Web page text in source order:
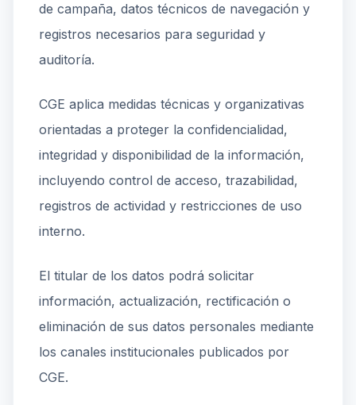
de campaña, datos técnicos de navegación y
registros necesarios para seguridad y
auditoría.
CGE aplica medidas técnicas y organizativas
orientadas a proteger la confidencialidad,
integridad y disponibilidad de la información,
incluyendo control de acceso, trazabilidad,
registros de actividad y restricciones de uso
interno.
El titular de los datos podrá solicitar
información, actualización, rectificación o
eliminación de sus datos personales mediante
los canales institucionales publicados por
CGE.